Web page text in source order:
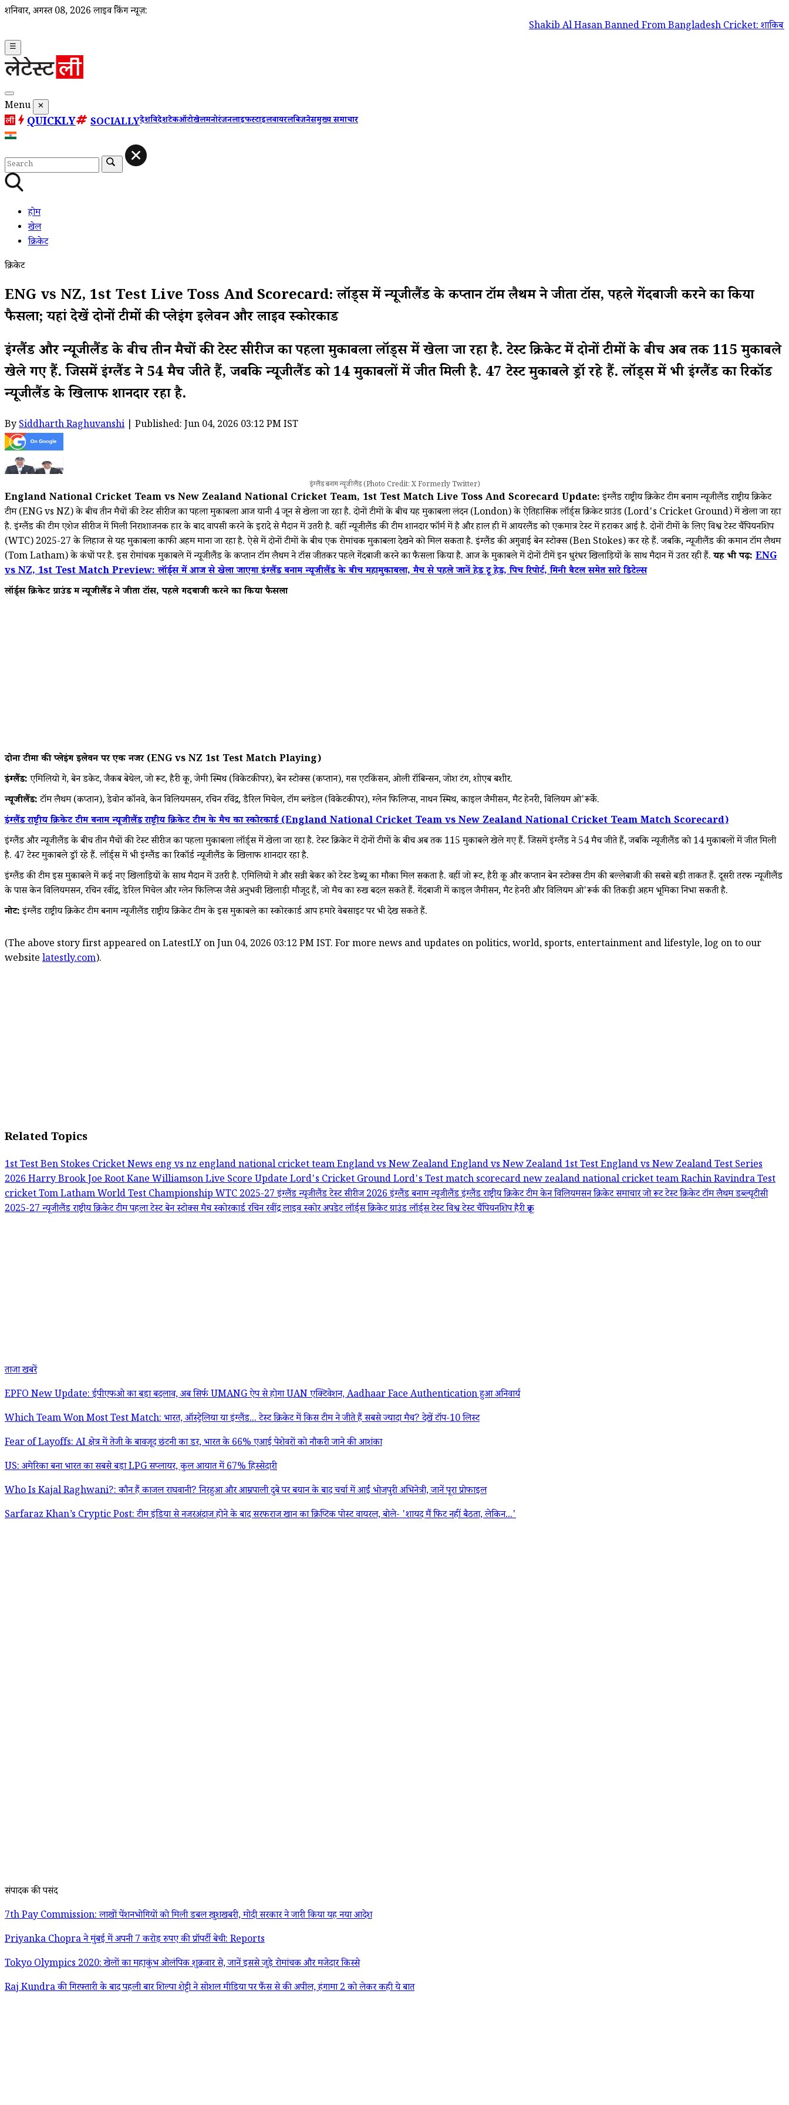
शनिवार, अगस्त 08, 2026 लाइव ब्रेकिंग न्यूज़:
Shakib Al Hasan Banned From Bangladesh Cricket: शाकिब अल हसन पर
☰
Menu ✕
QUICKLY SOCIALLYदेशविदेशटेकऑटोखेलमनोरंजनलाइफस्टाइलवायरलबिजनेसमुख्य समाचार
होम
खेल
क्रिकेट
क्रिकेट
ENG vs NZ, 1st Test Live Toss And Scorecard: लॉर्ड्स में न्यूजीलैंड के कप्तान टॉम लैथम ने जीता टॉस, पहले गेंदबाजी करने का किया
फैसला; यहां देखें दोनों टीमों की प्लेइंग इलेवन और लाइव स्कोरकार्ड
इंग्लैंड और न्यूजीलैंड के बीच तीन मैचों की टेस्ट सीरीज का पहला मुकाबला लॉर्ड्स में खेला जा रहा है. टेस्ट क्रिकेट में दोनों टीमों के बीच अब तक 115 मुकाबले
खेले गए हैं. जिसमें इंग्लैंड ने 54 मैच जीते हैं, जबकि न्यूजीलैंड को 14 मुकाबलों में जीत मिली है. 47 टेस्ट मुकाबले ड्रॉ रहे हैं. लॉर्ड्स में भी इंग्लैंड का रिकॉर्ड
न्यूजीलैंड के खिलाफ शानदार रहा है.
BySiddharth Raghuvanshi | Published: Jun 04, 2026 03:12 PM IST
इंग्लैंड बनाम न्यूजीलैंड (Photo Credit: X Formerly Twitter)
England National Cricket Team vs New Zealand National Cricket Team, 1st Test Match Live Toss And Scorecard Update:इंग्लैंड राष्ट्रीय क्रिकेट टीम बनाम न्यूजीलैंड राष्ट्रीय क्रिकेट
टीम (ENG vs NZ) के बीच तीन मैचों की टेस्ट सीरीज का पहला मुकाबला आज यानी 4 जून से खेला जा रहा है. दोनों टीमों के बीच यह मुकाबला लंदन (London) के ऐतिहासिक लॉर्ड्स क्रिकेट ग्राउंड (Lord's Cricket Ground) में खेला जा रहा
है. इंग्लैंड की टीम एशेज सीरीज में मिली निराशाजनक हार के बाद वापसी करने के इरादे से मैदान में उतरी है. वहीं न्यूजीलैंड की टीम शानदार फॉर्म में है और हाल ही में आयरलैंड को एकमात्र टेस्ट में हराकर आई है. दोनों टीमों के लिए विश्व टेस्ट चैंपियनशिप
(WTC) 2025-27 के लिहाज से यह मुकाबला काफी अहम माना जा रहा है. ऐसे में दोनों टीमों के बीच एक रोमांचक मुकाबला देखने को मिल सकता है. इंग्लैंड की अगुवाई बेन स्टोक्स (Ben Stokes) कर रहे हैं. जबकि, न्यूजीलैंड की कमान टॉम लैथम
(Tom Latham) के कंधों पर है. इस रोमांचक मुकाबले में न्यूजीलैंड के कप्तान टॉम लैथम ने टॉस जीतकर पहले गेंदबाजी करने का फैसला किया है. आज के मुकाबले में दोनों टीमें इन धुरंधर खिलाड़ियों के साथ मैदान में उतर रही हैं.यह भी पढ़ें: ENG
vs NZ, 1st Test Match Preview: लॉर्ड्स में आज से खेला जाएगा इंग्लैंड बनाम न्यूजीलैंड के बीच महामुकाबला, मैच से पहले जानें हेड टू हेड, पिच रिपोर्ट, मिनी बैटल समेत सारे डिटेल्स
लॉर्ड्स क्रिकेट ग्राउंड मेंन्यूजीलैंड ने जीता टॉस, पहले गेंदबाजी करने का किया फैसला
दोनों टीमों की प्लेइंग इलेवन पर एक नजर (ENG vs NZ 1st Test Match Playing)
इंग्लैंड: एमिलियो गे, बेन डकेट, जैकब बेथेल, जो रूट, हैरी ब्रूक, जेमी स्मिथ (विकेटकीपर), बेन स्टोक्स (कप्तान), गस एटकिंसन, ओली रॉबिन्सन, जोश टंग, शोएब बशीर.
न्यूजीलैंड:टॉम लैथम (कप्तान), डेवोन कॉनवे, केन विलियमसन, रचिन रविंद्र, डैरिल मिचेल, टॉम ब्लंडेल (विकेटकीपर), ग्लेन फिलिप्स, नाथन स्मिथ, काइल जैमीसन, मैट हेनरी, विलियम ओ'रूर्के.
इंग्लैंड राष्ट्रीय क्रिकेट टीम बनाम न्यूजीलैंड राष्ट्रीय क्रिकेट टीम के मैच का स्कोरकार्ड (England National Cricket Team vs New Zealand National Cricket Team Match Scorecard)
इंग्लैंड और न्यूजीलैंड के बीच तीन मैचों की टेस्ट सीरीज का पहला मुकाबला लॉर्ड्स में खेला जा रहा है. टेस्ट क्रिकेट में दोनों टीमों के बीच अब तक 115 मुकाबले खेले गए हैं. जिसमें इंग्लैंड ने 54 मैच जीते हैं, जबकि न्यूजीलैंड को 14 मुकाबलों में जीत मिली
है. 47 टेस्ट मुकाबले ड्रॉ रहे हैं. लॉर्ड्स में भी इंग्लैंड का रिकॉर्ड न्यूजीलैंड के खिलाफ शानदार रहा है.
इंग्लैंड की टीम इस मुकाबले में कई नए खिलाड़ियों के साथ मैदान में उतरी है. एमिलियो गे और सन्नी बेकर को टेस्ट डेब्यू का मौका मिल सकता है. वहीं जो रूट, हैरी ब्रूक और कप्तान बेन स्टोक्स टीम की बल्लेबाजी की सबसे बड़ी ताकत हैं. दूसरी तरफ न्यूजीलैंड
के पास केन विलियमसन, रचिन रवींद्र, डेरिल मिचेल और ग्लेन फिलिप्स जैसे अनुभवी खिलाड़ी मौजूद हैं, जो मैच का रुख बदल सकते हैं. गेंदबाजी में काइल जैमीसन, मैट हेनरी और विलियम ओ'रूर्क की तिकड़ी अहम भूमिका निभा सकती है.
नोट:इंग्लैंड राष्ट्रीय क्रिकेट टीम बनाम न्यूजीलैंड राष्ट्रीय क्रिकेट टीम के इस मुकाबले का स्कोरकार्ड आप हमारे वेबसाइट पर भी देख सकते हैं.
(The above story first appeared on LatestLY on Jun 04, 2026 03:12 PM IST. For more news and updates on politics, world, sports, entertainment and lifestyle, log on to our
website latestly.com).
Related Topics
1st TestBen StokesCricket Newseng vs nzengland national cricket teamEngland vs New ZealandEngland vs New Zealand 1st TestEngland vs New Zealand Test Series
2026Harry BrookJoe RootKane WilliamsonLive Score UpdateLord's Cricket GroundLord's Testmatch scorecardnew zealand national cricket teamRachin RavindraTest
cricketTom LathamWorld Test ChampionshipWTC 2025-27इंग्लैंड न्यूजीलैंड टेस्ट सीरीज 2026इंग्लैंड बनाम न्यूजीलैंडइंग्लैंड राष्ट्रीय क्रिकेट टीमकेन विलियमसनक्रिकेट समाचारजो रूटटेस्ट क्रिकेटटॉम लैथमडब्ल्यूटीसी
2025-27न्यूजीलैंड राष्ट्रीय क्रिकेट टीमपहला टेस्टबेन स्टोक्समैच स्कोरकार्डरचिन रवींद्रलाइव स्कोर अपडेटलॉर्ड्स क्रिकेट ग्राउंडलॉर्ड्स टेस्टविश्व टेस्ट चैंपियनशिपहैरी ब्रूक
ताजा खबरें
EPFO New Update: ईपीएफओ का बड़ा बदलाव, अब सिर्फ UMANG ऐप से होगा UAN एक्टिवेशन, Aadhaar Face Authentication हुआ अनिवार्य
Which Team Won Most Test Match: भारत, ऑस्ट्रेलिया या इंग्लैंड... टेस्ट क्रिकेट में किस टीम ने जीते हैं सबसे ज्यादा मैच? देखें टॉप-10 लिस्ट
Fear of Layoffs: AI क्षेत्र में तेजी के बावजूद छंटनी का डर, भारत के 66% एआई पेशेवरों को नौकरी जाने की आशंका
US: अमेरिका बना भारत का सबसे बड़ा LPG सप्लायर, कुल आयात में 67% हिस्सेदारी
Who Is Kajal Raghwani?: कौन हैं काजल राघवानी? निरहुआ और आम्रपाली दुबे पर बयान के बाद चर्चा में आईं भोजपुरी अभिनेत्री, जानें पूरा प्रोफाइल
Sarfaraz Khan’s Cryptic Post: टीम इंडिया से नजरअंदाज होने के बाद सरफराज खान का क्रिप्टिक पोस्ट वायरल, बोले- 'शायद मैं फिट नहीं बैठता, लेकिन...'
संपादक की पसंद
7th Pay Commission: लाखों पेंशनभोगियों को मिली डबल खुशखबरी, मोदी सरकार ने जारी किया यह नया आदेश
Priyanka Chopra ने मुंबई में अपनी 7 करोड़ रुपए की प्रॉपर्टी बेची: Reports
Tokyo Olympics 2020: खेलों का महाकुंभ ओलंपिक शुक्रवार से, जानें इससे जुड़े रोमांचक और मजेदार किस्से
Raj Kundra की गिरफ्तारी के बाद पहली बार शिल्पा शेट्टी ने सोशल मीडिया पर फैंस से की अपील, हंगामा 2 को लेकर कही ये बात